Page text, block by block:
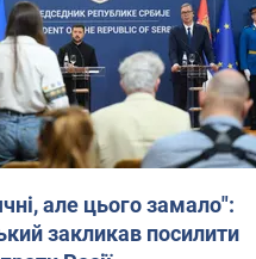
але цього замало":
закликав посилити